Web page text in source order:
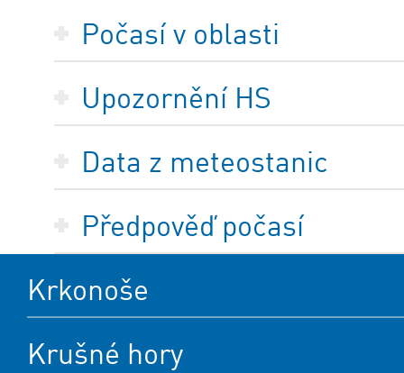
Počasí v oblasti
Upozornění HS
Data z meteostanic
Předpověď počasí
Krkonoše
Krušné hory